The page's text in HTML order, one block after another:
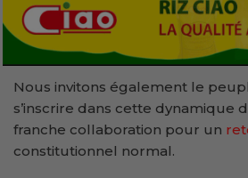
Nous invitons également le
s’inscrire dans cette dynamique
franche collaboration pour un
constitutionnel normal.